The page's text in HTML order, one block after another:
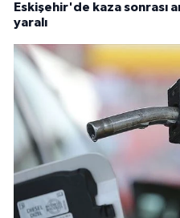
Eskişehir'de kaza sonrası
yaralı